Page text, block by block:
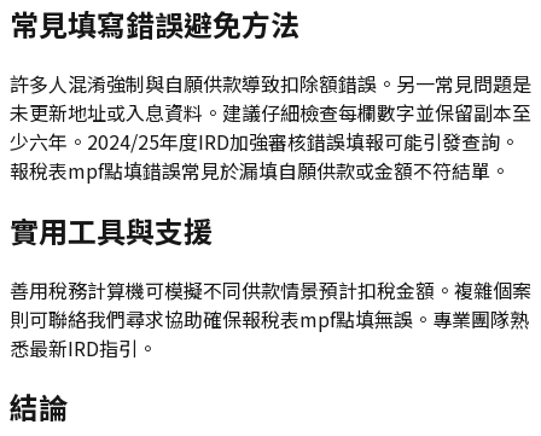
常見填寫錯誤避免方法
許多人混淆強制與自願供款導致扣除額錯誤。另一常見問題是
未更新地址或入息資料。建議仔細檢查每欄數字並保留副本至
少六年。2024/25年度IRD加強審核錯誤填報可能引發查詢。
報稅表mpf點填錯誤常見於漏填自願供款或金額不符結單。
實用工具與支援
善用稅務計算機可模擬不同供款情景預計扣稅金額。複雜個案
則可聯絡我們尋求協助確保報稅表mpf點填無誤。專業團隊熟
悉最新IRD指引。
結論